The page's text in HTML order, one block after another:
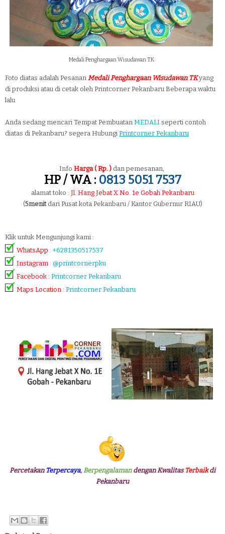
Medali Penghargaan Wisudawan TK
Foto diatas adalah Pesanan Medali Penghargaan Wisudawan TKyang
di produksi atau di cetak oleh Printcorner Pekanbaru Beberapa waktu
lalu.
Anda sedang mencari Tempat Pembuatan MEDALI seperti contoh
diatas di Pekanbaru? segera Hubungi Printcorner Pekanbaru
Info Harga ( Rp. ) dan pemesanan,
HP / WA : 0813 5051 7537
alamat toko : Jl. Hang Jebat X No. 1e Gobah Pekanbaru
(5menitdari Pusat kota Pekanbaru / Kantor Gubernur RIAU)
Klik untuk Mengunjungi kami :
WhatsApp : +6281350517537
Instagram : @printcornerpku
Facebook : Printcorner Pekanbaru
Maps Location : Printcorner Pekanbaru
Percetakan Terpercaya, Berpengalamandengan Kwalitas Terbaik di
Pekanbaru